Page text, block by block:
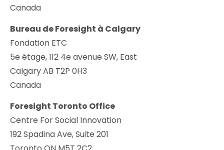
Canada
Bureau de Foresight à Calgary
Fondation ETC
5e étage, 112 4e avenue SW, East
Calgary AB T2P 0H3
Canada
Foresight Toronto Office
Centre For Social Innovation
192 Spadina Ave, Suite 201